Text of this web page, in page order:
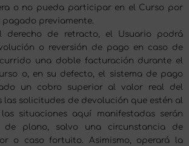
o no pueda participar en el Curso por
pagado previamente.
derecho de retracto, el Usuario podrá
o reversión de pago en caso de
una doble facturación durante el
o, en su defecto, el sistema de pago
un cobro superior al valor real del
las solicitudes de devolución que estén al
situaciones aquí manifestadas serán
de plano, salvo una circunstancia de
o caso fortuito. Asimismo, operará la